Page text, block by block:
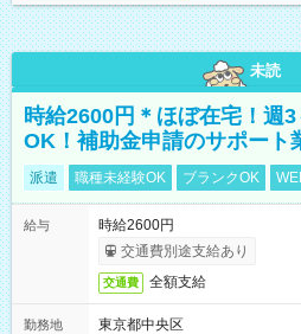
未読
時給2600円＊ほぼ在宅！週
OK！補助金申請のサポート
派遣 職種未経験OK ブランクOK
給与
時給2600円
交通費別途支給あり
交通費 全額支給
勤務地 東京都中央区